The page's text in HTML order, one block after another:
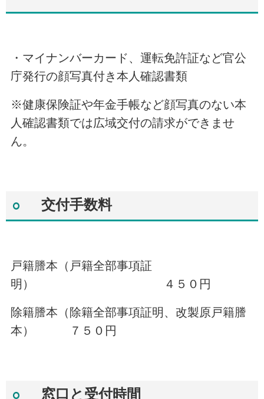
・マイナンバーカード、運転免許証など官公
庁発行の顔写真付き本人確認書類
※健康保険証や年金手帳など顔写真のない本
人確認書類では広域交付の請求ができませ
ん。
交付手数料
戸籍謄本（戸籍全部事項証
明） ４５０円
除籍謄本（除籍全部事項証明、改製原戸籍謄
本） ７５０円
窓口と受付時間